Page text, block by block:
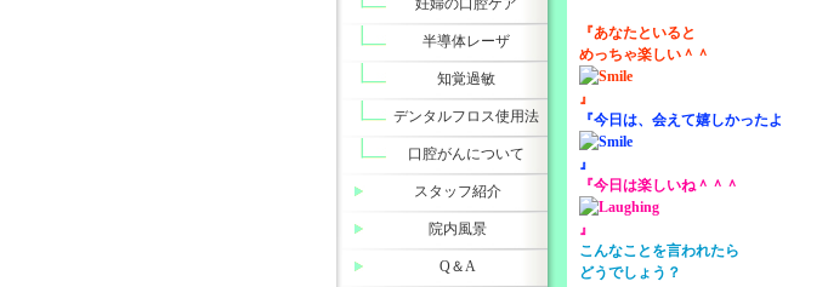
『あなたといると
めっちゃ楽しい＾＾
』
『今日は、会えて嬉しかったよ
』
『今日は楽しいね＾＾＾
』
こんなことを言われたら
どうでしょう？
半導体レーザ
知覚過敏
デンタルフロス使用法
口腔がんについて
スタッフ紹介
院内風景
Q＆A